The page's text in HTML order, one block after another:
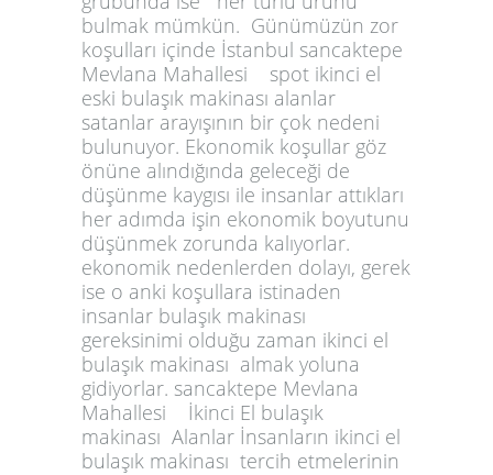
bulmak mümkün. Günümüzün zor
koşulları içinde İstanbul sancaktepe
Mevlana Mahallesi spot ikinci el
eski bulaşık makinası alanlar
satanlar arayışının bir çok nedeni
bulunuyor. Ekonomik koşullar göz
önüne alındığında geleceği de
düşünme kaygısı ile insanlar attıkları
her adımda işin ekonomik boyutunu
düşünmek zorunda kalıyorlar.
ekonomik nedenlerden dolayı, gerek
ise o anki koşullara istinaden
insanlar bulaşık makinası
gereksinimi olduğu zaman ikinci el
bulaşık makinası almak yoluna
gidiyorlar. sancaktepe Mevlana
Mahallesi İkinci El bulaşık
makinası Alanlar İnsanların ikinci el
bulaşık makinası tercih etmelerinin